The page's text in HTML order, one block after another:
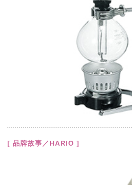
[ 品牌故事／HARIO ]